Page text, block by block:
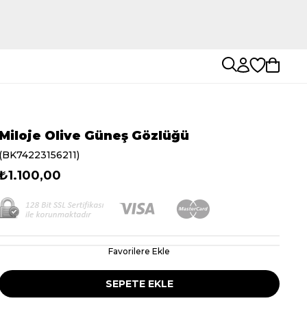
Miloje Olive Güneş Gözlüğü
(BK74223156211)
Favorilere Ekle